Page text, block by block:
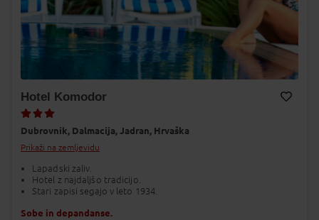
Hotel Komodor
Dubrovnik, Dalmacija, Jadran, Hrvaška
Prikaži na zemljevidu
Lapadski zaliv.
Hotel z najdaljšo tradicijo.
Stari zapisi segajo v leto 1934.
Sobe in depandanse.